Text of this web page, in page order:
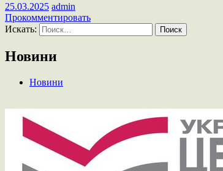
25.03.2025 admin
Прокомментировать
Искать:
Новини
Новини